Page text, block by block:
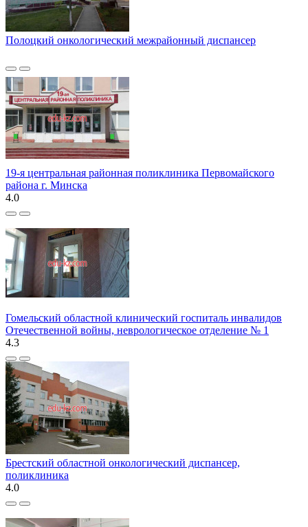
Полоцкий онкологический межрайонный диспансер
19-я центральная районная поликлиника Первомайского
района г. Минска
4.0
Гомельский областной клинический госпиталь инвалидов
Отечественной войны, неврологическое отделение № 1
4.3
Брестский областной онкологический диспансер,
поликлиника
4.0